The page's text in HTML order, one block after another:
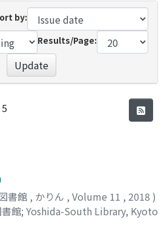
by:
Results/Page:
Update
書館 , かりん , Volume 11 , 2018 )
館; Yoshida-South Library, Kyoto